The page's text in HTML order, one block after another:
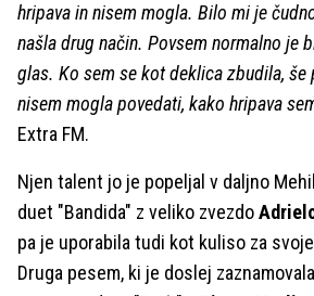
hripava in nisem mogla. Bilo mi je
našla drug način. Povsem normalno je
glas. Ko sem se kot deklica zbudila, še
nisem mogla povedati, kako hripava
Extra FM.
Njen talent jo je popeljal v daljno
duet "Bandida" z veliko zvezdo
pa je uporabila tudi kot kuliso za
Druga pesem, ki je doslej